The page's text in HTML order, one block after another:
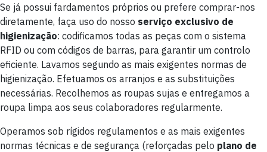
Se já possui fardamentos próprios ou prefere comprar-nos
diretamente, faça uso do nosso serviço exclusivo de
higienização: codificamos todas as peças com o sistema
RFID ou com códigos de barras, para garantir um controlo
eficiente. Lavamos segundo as mais exigentes normas de
higienização. Efetuamos os arranjos e as substituições
necessárias. Recolhemos as roupas sujas e entregamos a
roupa limpa aos seus colaboradores regularmente.
Operamos sob rígidos regulamentos e as mais exigentes
normas técnicas e de segurança (reforçadas pelo plano de